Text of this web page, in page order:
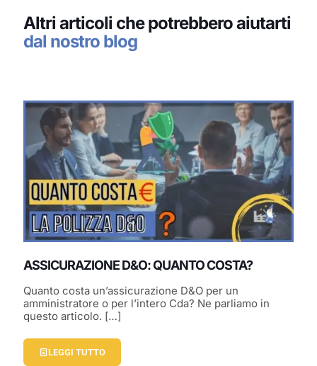
Altri articoli che potrebbero aiutarti
dal nostro blog
ASSICURAZIONE D&O: QUANTO COSTA?
Quanto costa un’assicurazione D&O per un
amministratore o per l’intero Cda? Ne parliamo in
questo articolo. […]
LEGGI TUTTO